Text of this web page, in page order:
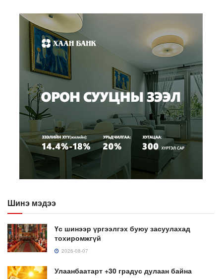
Шинэ мэдээ
Үс шинээр үргээлгэх буюу засуулахад
тохиромжгүй
2026-08-07
Улаанбаатарт +30 градус дулаан байна